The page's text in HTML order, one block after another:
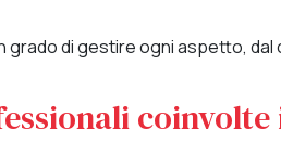
grado di gestire ogni aspetto,